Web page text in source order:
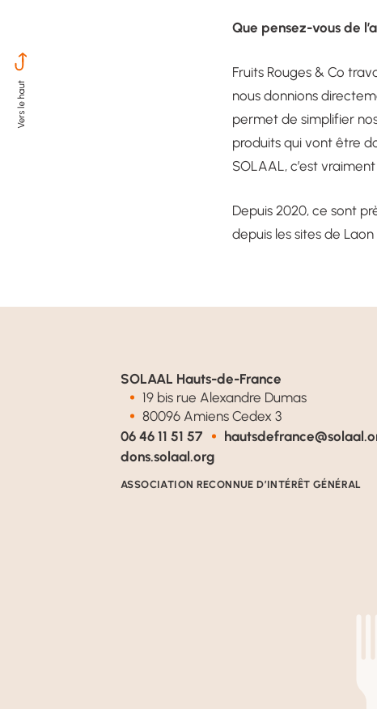
Que pensez-vous de
Fruits Rouges & Co
nous donnions
permet de simplifier
produits qui vont être
SOLAAL, c’est
Depuis 2020, ce sont
depuis les sites de
SOLAAL Hauts-de-France
19 bis rue Alexandre Dumas
80096 Amiens Cedex 3
06 46 11 51 57
dons.solaal.org
ASSOCIATION RECONNUE D’INTÉRÊT GÉNÉRAL